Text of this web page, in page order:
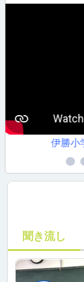
聞き流し